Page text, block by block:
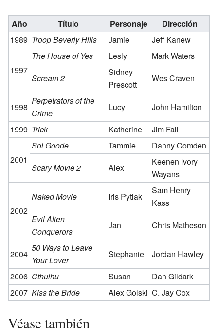
Año Título Personaje
Dirección
1989 Troop Beverly Hills Jamie Jeff Kanew
1997
The House of Yes Lesly
Mark Waters
Scream 2
Sidney
Prescott
Wes Craven
1998
Perpetrators of the
Crime
Lucy
John Hamilton
1999 Trick Katherine Jim Fall
2001
Sol Goode Tammie
Danny Comden
Scary Movie 2
Alex
Keenen Ivory
Wayans
2002
Naked Movie Iris Pytlak
Sam Henry
Kass
Evil Alien
Conquerors
Jan Chris Matheson
2004
50 Ways to Leave
Your Lover
Stephanie
Jordan Hawley
2006 Cthulhu Susan
Dan Gildark
2007 Kiss the Bride Alex Golski C. Jay Cox
Véase también